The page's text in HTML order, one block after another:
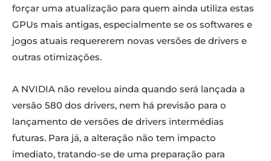
forçar uma atualização para quem ainda utiliza estas
GPUs mais antigas, especialmente se os softwares e
jogos atuais requererem novas versões de drivers e
outras otimizações.
A NVIDIA não revelou ainda quando será lançada a
versão 580 dos drivers, nem há previsão para o
lançamento de versões de drivers intermédias
futuras. Para já, a alteração não tem impacto
imediato, tratando-se de uma preparação para